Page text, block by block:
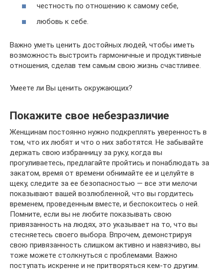
честность по отношению к самому себе,
любовь к себе.
Важно уметь ценить достойных людей, чтобы иметь
возможность выстроить гармоничные и продуктивные
отношения, сделав тем самым свою жизнь счастливее.
Умеете ли Вы ценить окружающих?
Покажите свое небезразличие
Женщинам постоянно нужно подкреплять уверенность в
том, что их любят и что о них заботятся. Не забывайте
держать свою избранницу за руку, когда вы
прогуливаетесь, предлагайте пройтись и понаблюдать за
закатом, время от времени обнимайте ее и целуйте в
щеку, следите за ее безопасностью — все эти мелочи
показывают вашей возлюбленной, что вы гордитесь
временем, проведенным вместе, и беспокоитесь о ней.
Помните, если вы не любите показывать свою
привязанность на людях, это указывает на то, что вы
стесняетесь своего выбора. Впрочем, демонстрируя
свою привязанность слишком активно и навязчиво, вы
тоже можете столкнуться с проблемами. Важно
поступать искренне и не притворяться кем-то другим.